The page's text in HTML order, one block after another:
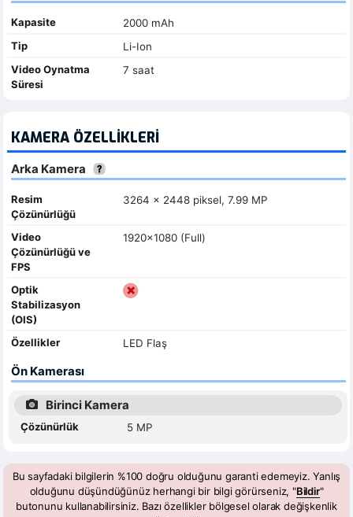
Kapasite
2000 mAh
Tip
Li-Ion
Video Oynatma
Süresi
7 saat
KAMERA ÖZELLIKLERI
Arka Kamera
Resim
Çözünürlüğü
3264 x 2448 piksel, 7.99 MP
Video
Çözünürlüğü ve
FPS
1920x1080 (Full)
Optik
Stabilizasyon
(OIS)
Özellikler
LED Flaş
Ön Kamerası
Birinci Kamera
Çözünürlük 5 MP
Bu sayfadaki bilgilerin %100 doğru olduğunu garanti edemeyiz. Yanlış
olduğunu düşündüğünüz herhangi bir bilgi görürseniz, "Bildir"
butonunu kullanabilirsiniz. Bazı özellikler bölgesel olarak değişkenlik